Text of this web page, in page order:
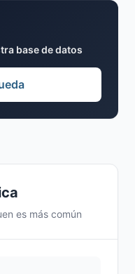
es más común
base de datos